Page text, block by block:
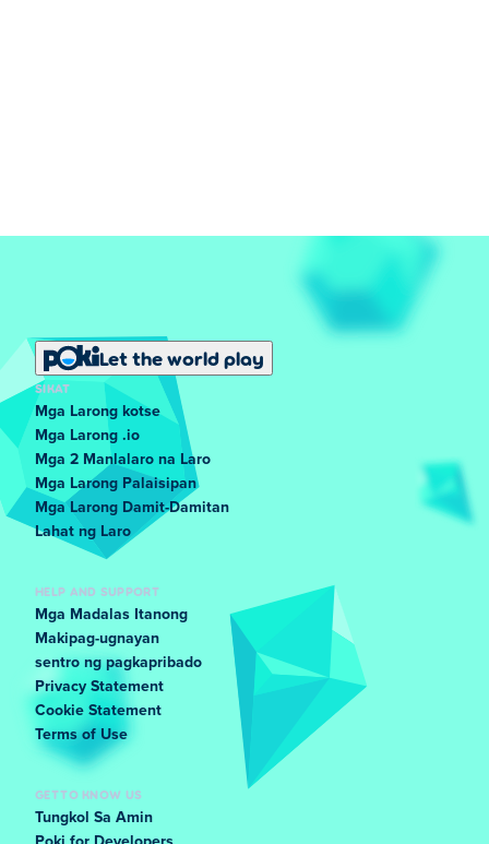
Let the world play
SIKAT
Mga Larong kotse
Mga Larong .io
Mga 2 Manlalaro na Laro
Mga Larong Palaisipan
Mga Larong Damit-Damitan
Lahat ng Laro
HELP AND SUPPORT
Mga Madalas Itanong
Makipag-ugnayan
sentro ng pagkapribado
Privacy Statement
Cookie Statement
Terms of Use
GET TO KNOW US
Tungkol Sa Amin